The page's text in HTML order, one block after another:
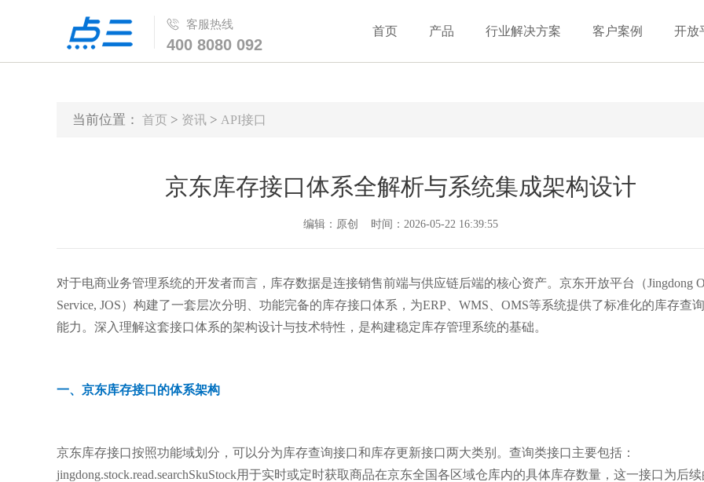
客服热线
400 8080 092
首页 产品 行业解决方案 客户案例 开放
当前位置： 首页 > 资讯 > API接口
京东库存接口体系全解析与系统集成架构设计
编辑：原创 时间：2026-05-22 16:39:55
对于电商业务管理系统的开发者而言，库存数据是连接销售前端与供应链后端的核心资产。京东开放平台（Jingdong
Service, JOS）构建了一套层次分明、功能完备的库存接口体系，为ERP、WMS、OMS等系统提供了标准化的库存查
能力。深入理解这套接口体系的架构设计与技术特性，是构建稳定库存管理系统的基础。
一、京东库存接口的体系架构
京东库存接口按照功能域划分，可以分为库存查询接口和库存更新接口两大类别。查询类接口主要包括：
jingdong.stock.read.searchSkuStock用于实时或定时获取商品在京东全国各区域仓库内的具体库存数量，这一接口为后